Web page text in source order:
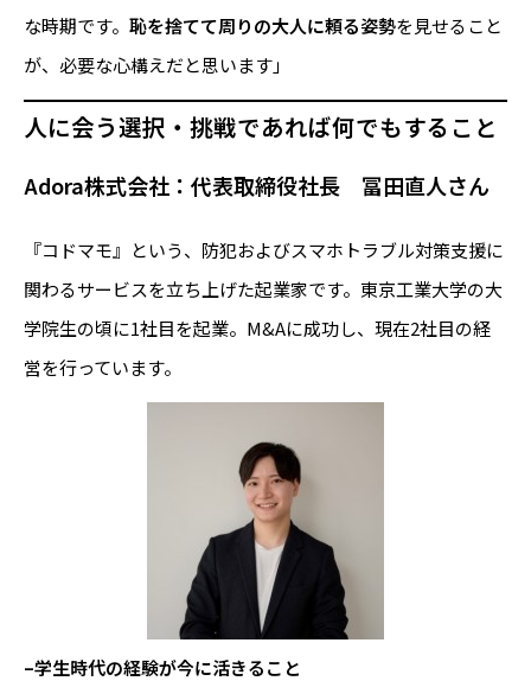
な時期です。 恥を捨てて周りの大人に頼る姿勢を見せること
が、必要な心構えだと思います」
人に会う選択・挑戦であれば何でもすること
Adora株式会社：代表取締役社長 冨田直人さん
『コドマモ』という、防犯およびスマホトラブル対策支援に
関わるサービスを立ち上げた起業家です。東京工業大学の大
学院生の頃に1社目を起業。M&Aに成功し、現在2社目の経
営を行っています。
–学生時代の経験が今に活きること